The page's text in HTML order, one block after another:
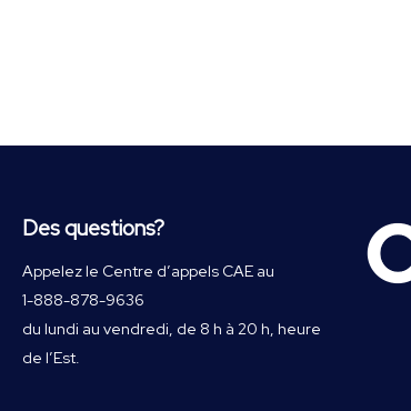
Des questions?
Appelez le Centre d’appels CAE au
1-888-878-9636
du lundi au vendredi, de 8 h à 20 h, heure
de l’Est.